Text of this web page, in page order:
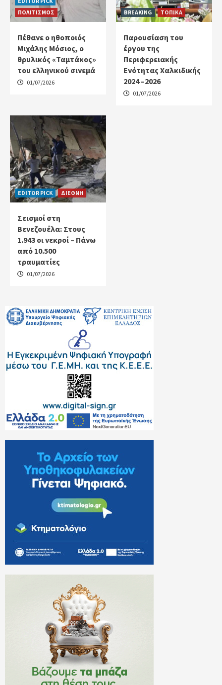
ΠΟΛΙΤΙΣΜΟΣ
Πέθανε ο ηθοποιός
Μιχάλης Μόσιος, ο
θρυλικός «Ταμτάκος»
του ελληνικού σινεμά
01/07/2026
BREAKING ΤΟΠΙΚΑ
Παρουσίαση του
έργου της
Περιφερειακής
Ενότητας Χαλκιδικής
2024 –2026
01/07/2026
EDITOR PICK ΔΙΕΘΝΗ
Σεισμοί στη
Βενεζουέλα: Στους
1.943 οι νεκροί – Πάνω
από 10.500
τραυματίες
01/07/2026